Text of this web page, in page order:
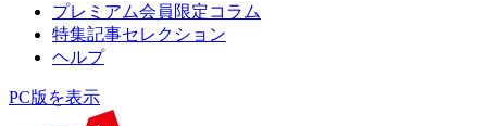
プレミアム会員限定コラム
特集記事セレクション
ヘルプ
PC版を表示